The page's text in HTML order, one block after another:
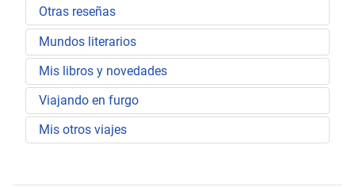
Otras reseñas
Mundos literarios
Mis libros y novedades
Viajando en furgo
Mis otros viajes